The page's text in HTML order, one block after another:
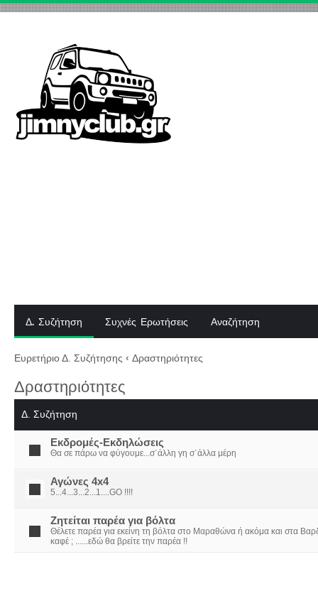
Δ. Συζήτηση Συχνές Ερωτήσεις Αναζήτηση
Ευρετήριο Δ. Συζήτησης ‹ Δραστηριότητες
Δραστηριότητες
Δ. Συζήτηση
Εκδρομές-Εκδηλώσεις
Θα σε πάρω να φύγουμε...σ΄άλλη γη σ΄άλλα μέρη
Αγώνες 4x4
5...4...3...2...1....GO !!!!
Ζητείται παρέα για βόλτα
Θέλετε παρέα για εκείνη τη βόλτα στο Μαραθώνα ή ακόμα και στα
καφέ ; ......εδώ θα βρείτε την παρέα !!